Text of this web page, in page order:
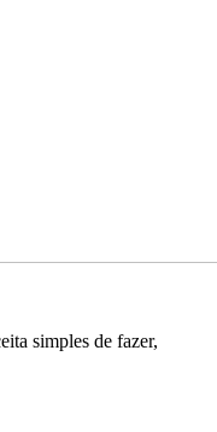
simples de fazer,